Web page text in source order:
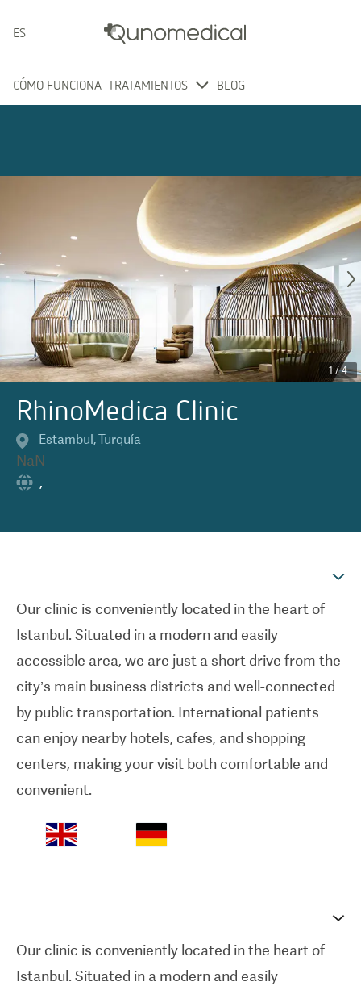
ESPAÑOL
CÓMO FUNCIONA TRATAMIENTOS BLOG
1 /4
RhinoMedica Clinic
Estambul,Turquía
NaN
,
Our clinic is conveniently located in the heart of
Istanbul. Situated in a modern and easily
accessible area, we are just a short drive from the
city’s main business districts and well-connected
by public transportation. International patients
can enjoy nearby hotels, cafes, and shopping
centers, making your visit both comfortable and
convenient.
Our clinic is conveniently located in the heart of
Istanbul. Situated in a modern and easily